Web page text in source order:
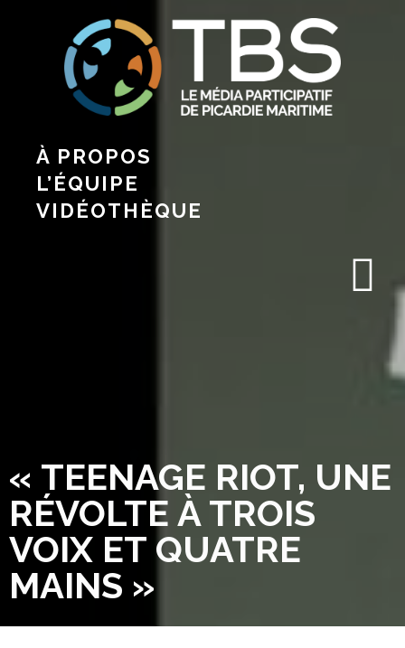
À PROPOS
L’ÉQUIPE
VIDÉOTHÈQUE
« TEENAGE RIOT, UNE
RÉVOLTE À TROIS
VOIX ET QUATRE
MAINS »